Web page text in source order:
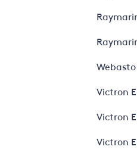
Victron
Victron
Victron